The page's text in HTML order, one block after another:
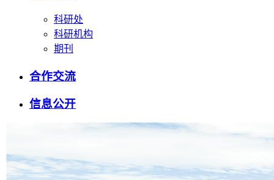
科研处
科研机构
期刊
合作交流
信息公开